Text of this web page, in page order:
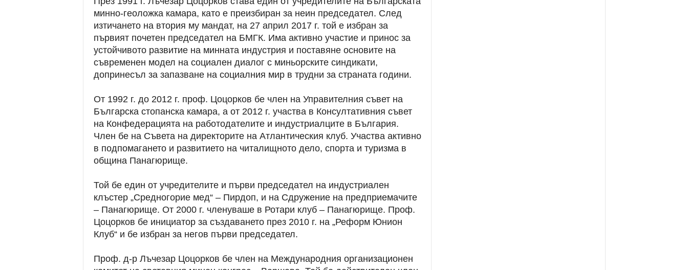
минно-геоложка камара, като е преизбиран за неин председател. След
изтичането на втория му мандат, на 27 април 2017 г. той е избран за
първият почетен председател на БМГК. Има активно участие и принос за
устойчивото развитие на минната индустрия и поставяне основите на
съвременен модел на социален диалог с миньорските синдикати,
допринесъл за запазване на социалния мир в трудни за страната години.
От 1992 г. до 2012 г. проф. Цоцорков бе член на Управителния съвет на
Българска стопанска камара, а от 2012 г. участва в Консултативния съвет
на Конфедерацията на работодателите и индустриалците в България.
Член бе на Съвета на директорите на Атлантическия клуб. Участва активно
в подпомагането и развитието на читалищното дело, спорта и туризма в
община Панагюрище.
Той бе един от учредителите и първи председател на индустриален
клъстер „Средногорие мед“ – Пирдоп, и на Сдружение на предприемачите
– Панагюрище. От 2000 г. членуваше в Ротари клуб – Панагюрище. Проф.
Цоцорков бе инициатор за създаването през 2010 г. на „Реформ Юнион
Клуб“ и бе избран за негов първи председател.
Проф. д-р Лъчезар Цоцорков бе член на Международния организационен